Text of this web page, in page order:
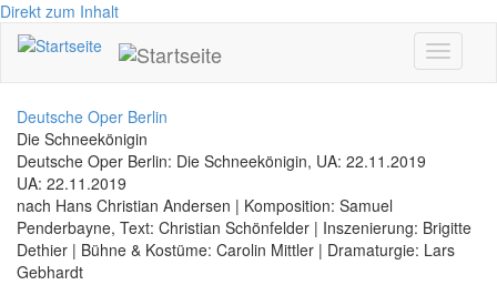
Direkt zum Inhalt
Toggle
Deutsche Oper Berlin
Die Schneekönigin
Deutsche Oper Berlin: Die Schneekönigin, UA: 22.11.2019
UA: 22.11.2019
nach Hans Christian Andersen | Komposition: Samuel
Penderbayne, Text: Christian Schönfelder | Inszenierung: Brigitte
Dethier | Bühne & Kostüme: Carolin Mittler | Dramaturgie: Lars
Gebhardt